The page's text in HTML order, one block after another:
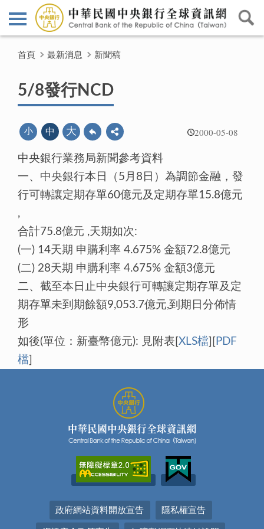
首頁 最新消息 新聞稿
5/8發行NCD
2000-05-08
小 中 大
中央銀行業務局新聞參考資料
一、中央銀行本日（5月8日）為調節金融，發
行可轉讓定期存單60億元及定期存單15.8億元
,
合計75.8億元 ,天期如次:
(一) 14天期 申購利率 4.675% 金額72.8億元
(二) 28天期 申購利率 4.675% 金額3億元
二、截至本日止中央銀行可轉讓定期存單及定
期存單未到期餘額9,053.7億元,到期日分佈情
形
如後(單位：新臺幣億元): 見附表[XLS檔][ PDF
檔]
政府網站資料開放宣告 隱私權宣告